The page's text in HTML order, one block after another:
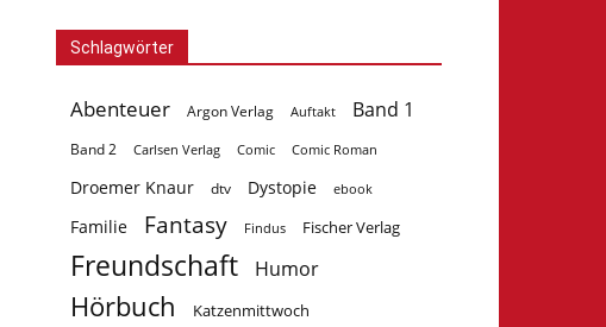
Schlagwörter
Abenteuer Argon Verlag Auftakt Band 1
Band 2 Carlsen Verlag Comic Comic Roman
Droemer Knaur dtv Dystopie ebook
Familie Fantasy Findus Fischer Verlag
Freundschaft Humor
Hörbuch Katzenmittwoch